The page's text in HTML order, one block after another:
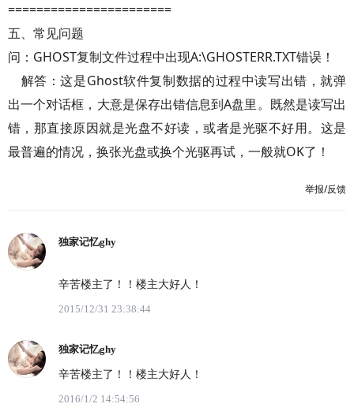
=======================
五、常见问题
问：GHOST复制文件过程中出现A:\GHOSTERR.TXT错误！
解答：这是Ghost软件复制数据的过程中读写出错，就弹
出一个对话框，大意是保存出错信息到A盘里。既然是读写出
错，那直接原因就是光盘不好读，或者是光驱不好用。这是
最普遍的情况，换张光盘或换个光驱再试，一般就OK了！
举报/反馈
独家记忆ghy
辛苦楼主了！！楼主大好人！
2015/12/31 23:38:44
独家记忆ghy
辛苦楼主了！！楼主大好人！
2016/1/2 14:54:56